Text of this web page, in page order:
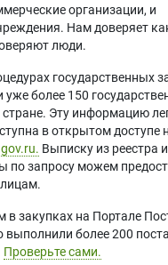
организации, и
Нам доверяет
люди.
государственных
более 150
стране. Эту информацию
в открытом доступе
Выписку из реестра
по запросу можем
в закупках на Портале
более 200
Проверьте сами.